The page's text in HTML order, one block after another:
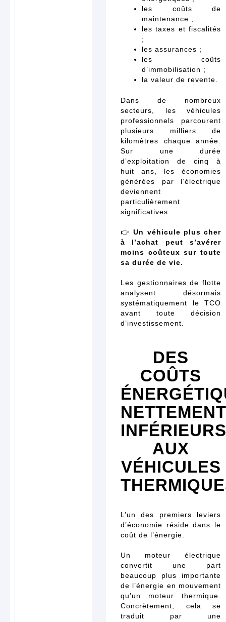
les coûts de
maintenance ;
les taxes et fiscalités
;
les assurances ;
les coûts
d’immobilisation ;
la valeur de revente.
Dans de nombreux
secteurs, les véhicules
professionnels parcourent
plusieurs milliers de
kilomètres chaque année.
Sur une durée
d’exploitation de cinq à
huit ans, les économies
générées par l’électrique
deviennent
particulièrement
significatives.
👉Un véhicule plus cher
à l’achat peut s’avérer
moins coûteux sur toute
sa durée de vie.
Les gestionnaires de flotte
analysent désormais
systématiquement le TCO
avant toute décision
d’investissement.
DES
COÛTS
AUX
VÉHICULES
L’un des premiers leviers
d’économie réside dans le
coût de l’énergie.
Un moteur électrique
convertit une part
beaucoup plus importante
de l’énergie en mouvement
qu’un moteur thermique.
Concrètement, cela se
traduit par une